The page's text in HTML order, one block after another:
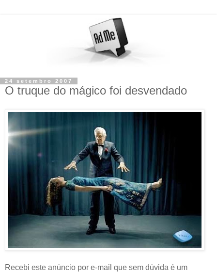
24 setembro 2007
O truque do mágico foi desvendado
Recebi este anúncio por e-mail que sem dúvida é um